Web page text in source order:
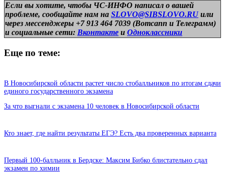
Если вы хотите, чтобы ЧС-ИНФО написал о вашей
проблеме, сообщайте нам на SLOVO@SIBSLOVO.RU или
через мессенджеры +7 913 464 7039 (Вотсапп и Телеграмм)
и социальные сети: Вконтакте и Одноклассники
Еще по теме:
В Новосибирской области растет число стобалльников по итогам сдачи
единого государственного экзамена
За что выгнали с экзамена 10 человек в Новосибирской области
Кто знает, где найти результаты ЕГЭ? Есть два проверенных варианта
Первый 100-балльник в Бердске: Максим Бибко блистательно сдал
экзамен по химии